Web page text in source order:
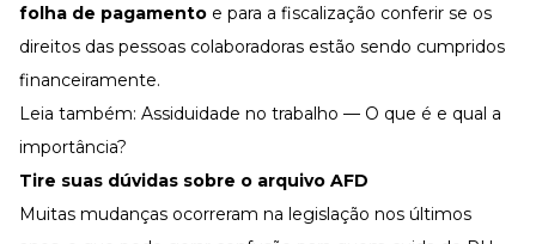
folha de pagamento e para a fiscalização conferir se os
direitos das pessoas colaboradoras estão sendo cumpridos
financeiramente.
Leia também: Assiduidade no trabalho — O que é e qual a
importância?
Tire suas dúvidas sobre o arquivo AFD
Muitas mudanças ocorreram na legislação nos últimos